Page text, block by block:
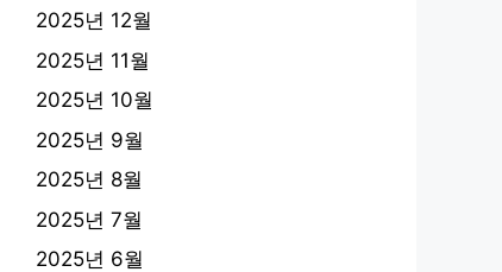
2025년 12월
2025년 11월
2025년 10월
2025년 9월
2025년 8월
2025년 7월
2025년 6월